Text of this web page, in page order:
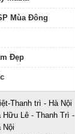
Mùa Đông
Đẹp
Thanh trì - Hà Nội
Lê - Thanh Trì -
Nội